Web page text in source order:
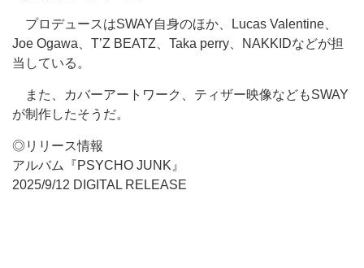
プロデュースはSWAY自身のほか、Lucas Valentine、
Joe Ogawa、T’Z BEATZ、Taka perry、NAKKIDなどが担
当している。
また、カバーアートワーク、ティザー映像などもSWAY
が制作したそうだ。
◎リリース情報
アルバム『PSYCHO JUNK』
2025/9/12 DIGITAL RELEASE